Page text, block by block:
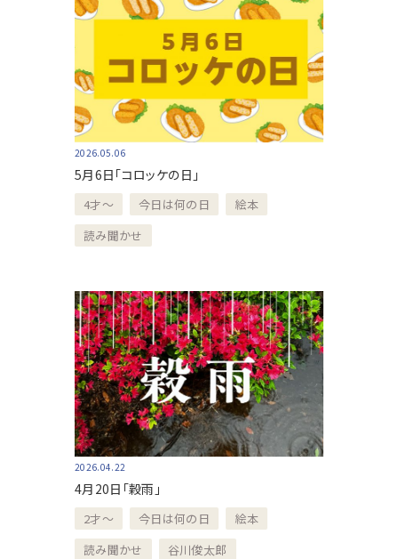
2026.05.06
5月6日「コロッケの日」
4才～ 今日は何の日
絵本
読み聞かせ
2026.04.22
4月20日「穀雨」
2才～ 今日は何の日
絵本
読み聞かせ
谷川俊太郎